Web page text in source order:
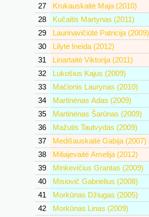
27
Krukauskaitė Maja (2010)
28
Kučaitis Martynas (2011)
29
Laurinavičiūtė Patricija (2009)
30
Lilytė Ineida (2012)
31
Linartaitė Viktorija (2011)
32
Lukošius Kajus (2009)
33
Mačionis Laurynas (2010)
34
Martinėnas Adas (2009)
35
Martinėnas Šarūnas (2009)
36
Mažutis Tautvydas (2009)
37
Medišauskaitė Gabija (2007)
38
Miliajevaitė Amelija (2012)
39
Minkevičius Grantas (2009)
40
Misiovič Gabrielius (2008)
41
Morkūnas Džiugas (2005)
42
Morkūnas Linas (2009)